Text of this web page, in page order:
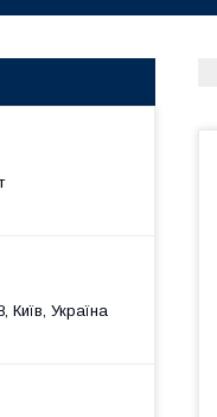
Київ, Україна